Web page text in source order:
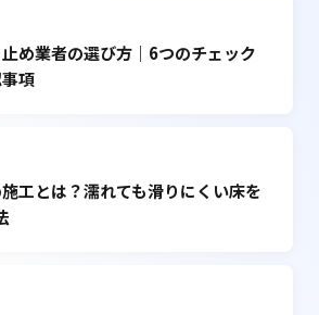
め業者の選び方｜6つのチェック
項
工とは？濡れても滑りにくい床を